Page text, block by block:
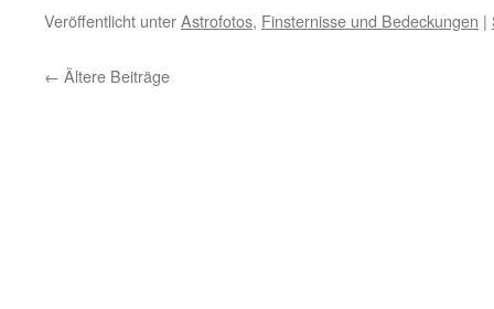
Veröffentlicht unterAstrofotos, Finsternisse und Bedeckungen |
← Ältere Beiträge